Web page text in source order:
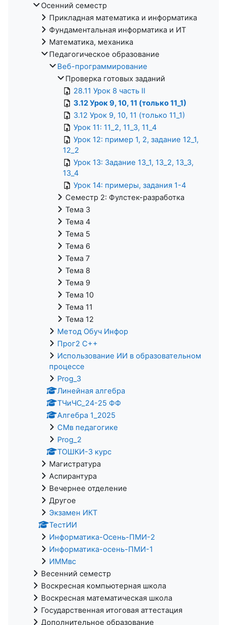
Осенний семестр
Прикладная математика и информатика
Фундаментальная информатика и ИТ
Математика, механика
Педагогическое образование
Веб-программирование
Проверка готовых заданий
28.11 Урок 8 часть II
3.12 Урок 9, 10, 11 (только 11_1)
3.12 Урок 9, 10, 11 (только 11_1)
Урок 11: 11_2, 11_3, 11_4
Урок 12: пример 1, 2, задание 12_1,
12_2
Урок 13: Задание 13_1, 13_2, 13_3,
13_4
Урок 14: примеры, задания 1-4
Семестр 2: Фулстек-разработка
Тема 3
Тема 4
Тема 5
Тема 6
Тема 7
Тема 8
Тема 9
Тема 10
Тема 11
Тема 12
Метод Обуч Инфор
Прог2 С++
Использование ИИ в образовательном
процессе
Prog_3
Линейная алгебра
ТЧиЧС_24-25 ФФ
Алгебра 1_2025
СМв педагогике
Prog_2
ТОШКИ-3 курс
Магистратура
Аспирантура
Вечернее отделение
Другое
Экзамен ИКТ
ТестИИ
Информатика-Осень-ПМИ-2
Информатика-осень-ПМИ-1
ИММвс
Весенний семестр
Воскресная компьютерная школа
Воскресная математическая школа
Государственная итоговая аттестация
Дополнительное образование